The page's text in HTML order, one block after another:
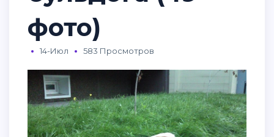
фото)
14-Июл 583 Просмотров